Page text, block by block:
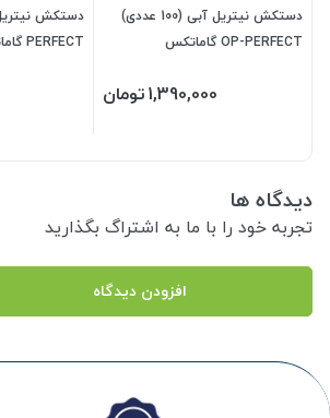
دستکش نیتریل آبی (100 عددی)
OP-PERFECT گاماتکس
1,390,000تومان
PERFECT گاماتکس
دیدگاه ها
تجربه خود را با ما به اشتراگ بگذارید
افزودن دیدگاه